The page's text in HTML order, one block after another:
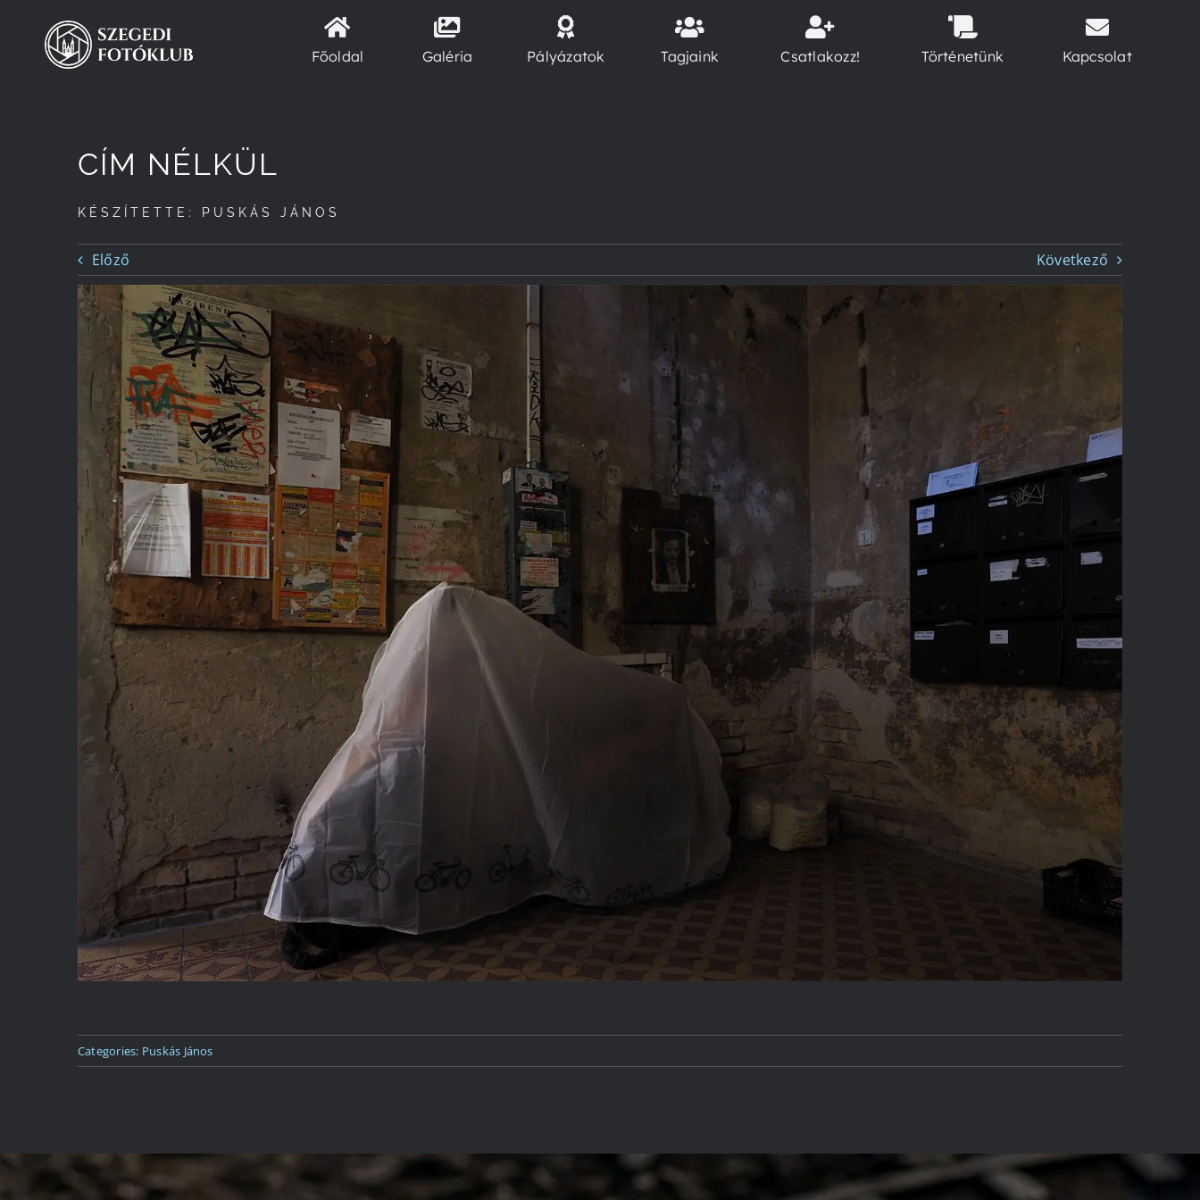
Kihagyás
Főoldal Galéria Pályázatok Tagjaink Csatlakozz! Történetünk Kapcsolat
CÍM NÉLKÜL
KÉSZÍTETTE: PUSKÁS JÁNOS
Előző Következő
Categories: Puskás János